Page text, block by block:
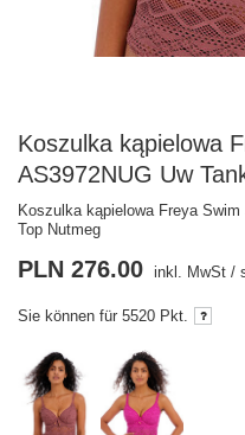
Koszulka kąpielowa
AS3972NUG Uw
Koszulka kąpielowa Freya
Top Nutmeg
PLN 276.00 inkl. MwSt /
Sie können für 5520 Pkt.